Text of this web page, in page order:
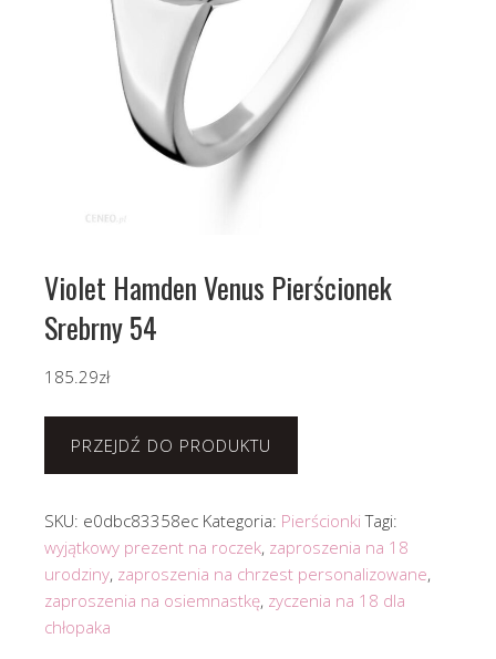
Violet Hamden Venus Pierścionek
Srebrny 54
185.29zł
PRZEJDŹ DO PRODUKTU
SKU: e0dbc83358ec Kategoria: Pierścionki Tagi:
wyjątkowy prezent na roczek, zaproszenia na 18
urodziny, zaproszenia na chrzest personalizowane,
zaproszenia na osiemnastkę, zyczenia na 18 dla
chłopaka